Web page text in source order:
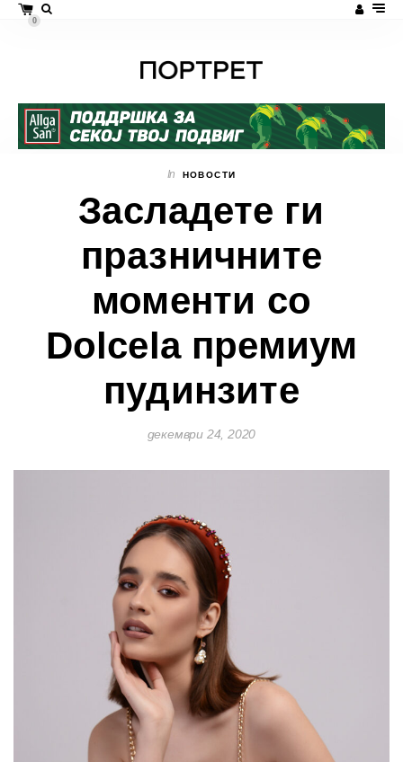
0
In НОВОСТИ
Засладете ги
празничните
моменти со
Dolcela премиум
пудинзите
декември 24, 2020